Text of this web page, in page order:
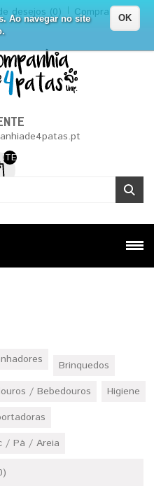
Ao navegar no site
OK
desejos (0) Compra
ITEM (NS) DE 0 - 0.00€
Brinquedos
/ Bebedouros
Higiene
/ Pá / Areia